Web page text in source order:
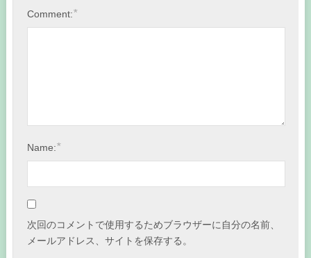
Comment:*
Name:*
次回のコメントで使用するためブラウザーに自分の名前、
メールアドレス、サイトを保存する。